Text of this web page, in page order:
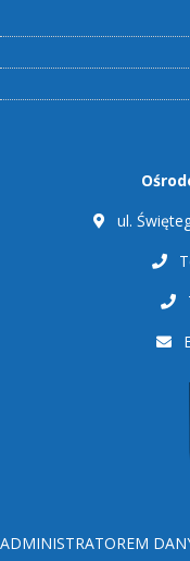
ul.
ADMINISTRATOREM